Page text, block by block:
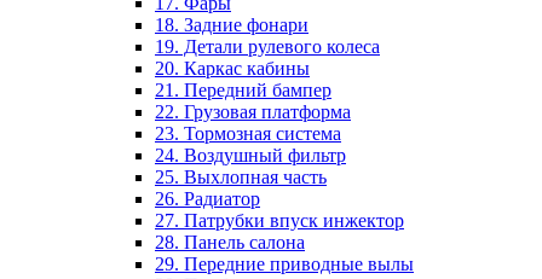
18. Задние фонари
19. Детали рулевого колеса
20. Каркас кабины
21. Передний бампер
22. Грузовая платформа
23. Тормозная система
24. Воздушный фильтр
25. Выхлопная часть
26. Радиатор
27. Патрубки впуск инжектор
28. Панель салона
29. Передние приводные вылы